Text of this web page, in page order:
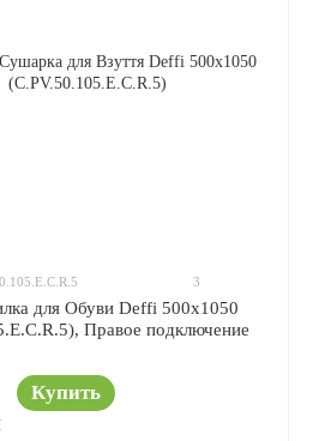
3
для Обуви Deffi 500x1050
Правое подключение
Купить